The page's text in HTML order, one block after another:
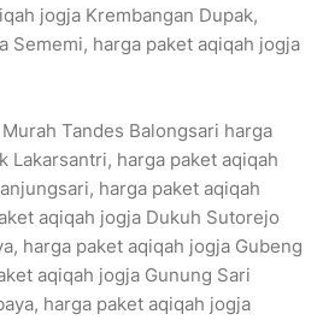
jogja Krembangan Dupak,
Sememi, harga paket aqiqah jogja
Tandes Balongsari harga
Lakarsantri, harga paket aqiqah
harga paket aqiqah
aqiqah jogja Dukuh Sutorejo
harga paket aqiqah jogja Gubeng
aqiqah jogja Gunung Sari
harga paket aqiqah jogja